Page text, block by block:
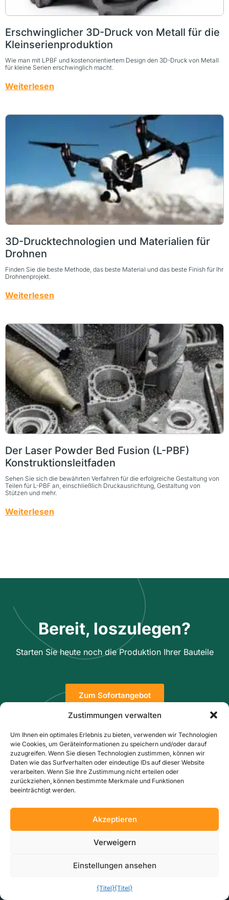
Zustimmungen verwalten
Um Ihnen ein optimales Erlebnis zu bieten, verwenden wir Technologien
wie Cookies, um Geräteinformationen zu speichern und/oder darauf
zuzugreifen. Wenn Sie diesen Technologien zustimmen, können wir
Daten wie das Surfverhalten oder eindeutige IDs auf dieser Website
verarbeiten. Wenn Sie Ihre Zustimmung nicht erteilen oder
zurückziehen, können bestimmte Merkmale und Funktionen
beeinträchtigt werden.
Akzeptieren
Verweigern
Einstellungen ansehen
{Titel}{Titel}
Erschwinglicher 3D-Druck von Metall für die
Kleinserienproduktion
Wie man mit LPBF und kostenorientiertem Design den 3D-Druck von Metall
für kleine Serien erschwinglich macht.
Weiterlesen
3D-Drucktechnologien und Materialien für
Drohnen
Finden Sie die beste Methode, das beste Material und das beste Finish für Ihr
Drohnenprojekt.
Weiterlesen
Der Laser Powder Bed Fusion (L-PBF)
Konstruktionsleitfaden
Sehen Sie sich die bewährten Verfahren für die erfolgreiche Gestaltung von
Teilen für L-PBF an, einschließlich Druckausrichtung, Gestaltung von
Stützen und mehr.
Weiterlesen
Bereit, loszulegen?
Starten Sie heute noch die Produktion Ihrer Bauteile
Zum Sofortangebot
WIE ES FUNKTIONIERT
Wie MakerVerse funktioniert
IP-Schutz